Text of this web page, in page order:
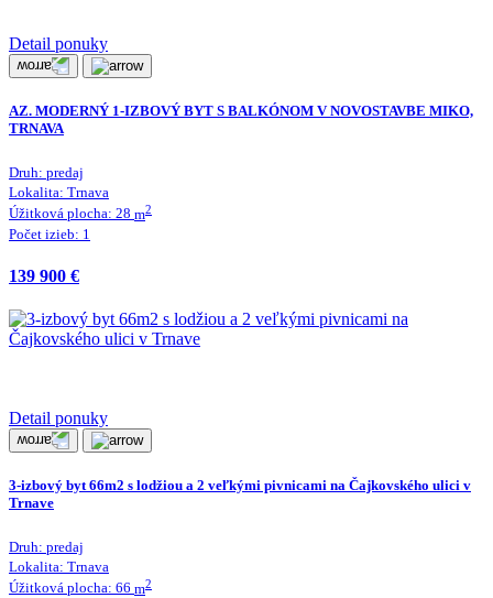
Detail ponuky
AZ. MODERNÝ 1-IZBOVÝ BYT S BALKÓNOM V NOVOSTAVBE MIKO,
TRNAVA
Druh: predaj
Lokalita: Trnava
Úžitková plocha: 28 m2
Počet izieb: 1
139 900 €
Detail ponuky
3-izbový byt 66m2 s lodžiou a 2 veľkými pivnicami na Čajkovského ulici v
Trnave
Druh: predaj
Lokalita: Trnava
Úžitková plocha: 66 m2